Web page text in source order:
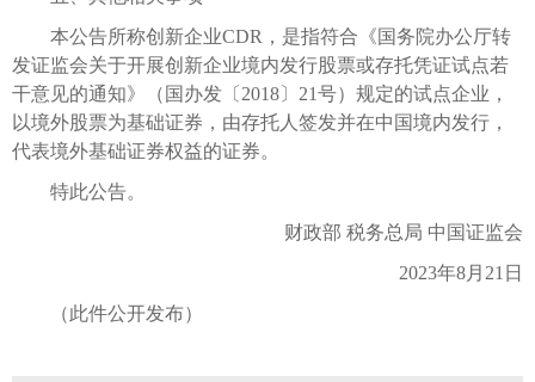
本公告所称创新企业CDR，是指符合《国务院办公厅转
发证监会关于开展创新企业境内发行股票或存托凭证试点若
干意见的通知》（国办发〔2018〕21号）规定的试点企业，
以境外股票为基础证券，由存托人签发并在中国境内发行，
代表境外基础证券权益的证券。
特此公告。
财政部 税务总局 中国证监会
2023年8月21日
（此件公开发布）